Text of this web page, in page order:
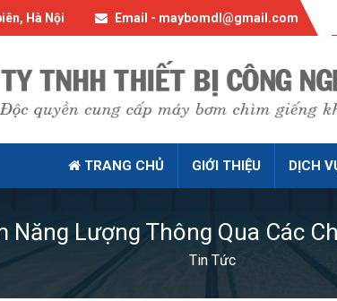
Hà Nội Email - maybomdl@gmail.com
TRANG CHỦ GIỚI THIỆU DỊCH
Năng Lượng Thông Qua Các
Tin Tức